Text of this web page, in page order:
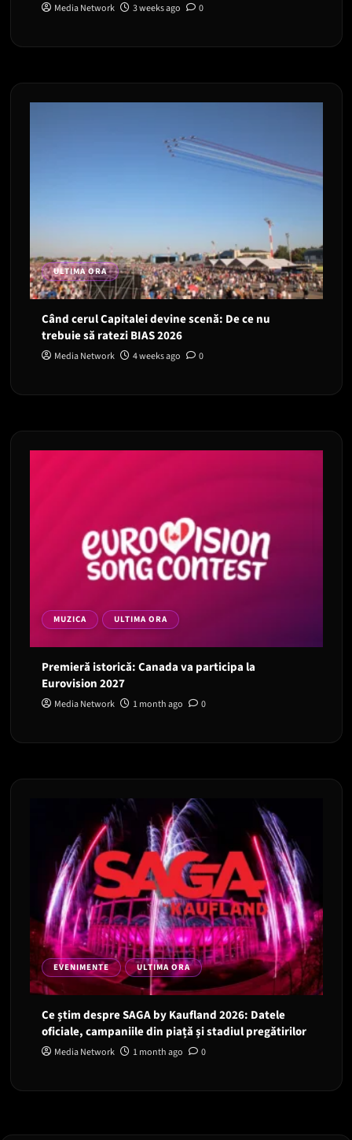
Media Network 3 weeks ago 0
ULTIMA ORA
Când cerul Capitalei devine scenă: De ce nu
trebuie să ratezi BIAS 2026
Media Network 4 weeks ago 0
MUZICA ULTIMA ORA
Premieră istorică: Canada va participa la
Eurovision 2027
Media Network 1 month ago 0
EVENIMENTE ULTIMA ORA
Ce știm despre SAGA by Kaufland 2026: Datele
oficiale, campaniile din piață și stadiul pregătirilor
Media Network 1 month ago 0